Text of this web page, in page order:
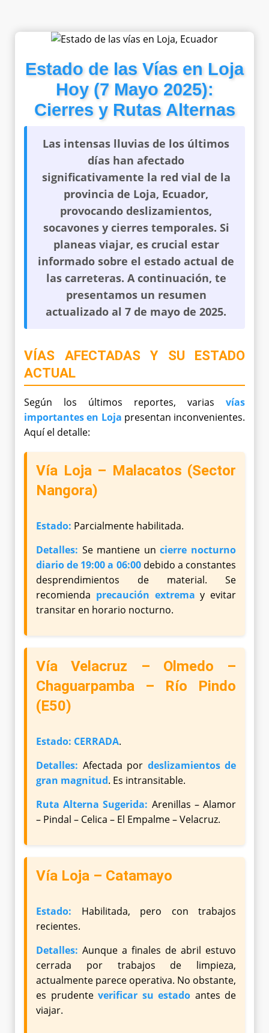
Estado de las Vías en Loja
Hoy (7 Mayo 2025):
Cierres y Rutas Alternas
Las intensas lluvias de los últimos
días han afectado
significativamente la red vial de la
provincia de Loja, Ecuador,
provocando deslizamientos,
socavonesy cierres temporales. Si
planeas viajar, es crucial estar
informado sobre el estado actual de
las carreteras. A continuación, te
presentamos un resumen
actualizado al 7 de mayo de 2025.
VÍAS AFECTADAS Y SU ESTADO
ACTUAL
Según los últimos reportes, varias vías
importantes en Loja presentan inconvenientes.
Aquí el detalle:
Vía Loja – Malacatos (Sector
Nangora)
Estado: Parcialmente habilitada.
Detalles: Se mantiene uncierre nocturno
diario de 19:00 a 06:00debido a constantes
desprendimientos de material. Se
recomienda precaución extrema y evitar
transitar en horario nocturno.
Vía Velacruz – Olmedo –
Chaguarpamba – Río Pindo
(E50)
Estado: CERRADA.
Detalles: Afectada por deslizamientos de
gran magnitud. Es intransitable.
Ruta Alterna Sugerida: Arenillas – Alamor
– Pindal – Celica – El Empalme – Velacruz.
Vía Loja – Catamayo
Estado: Habilitada, pero con trabajos
recientes.
Detalles: Aunque a finales de abril estuvo
cerrada por trabajos de limpieza,
actualmente parece operativa. No obstante,
es prudente verificar su estado antes de
viajar.